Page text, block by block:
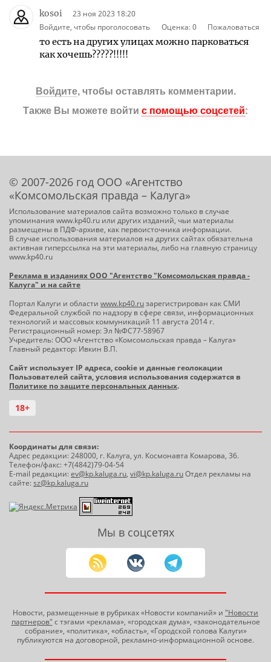
kosoi
23 ноя 2023 18:20
Войдите, чтобы проголосовать
Оценка:0 Пожаловаться
то есть на других улицах можно парковаться
как хочешь?????!!!!!
Войдите, чтобы оставлять комментарии.
Также Вы можете войти с помощью соцсетей:
© 2007-2026 год ООО «Агентство
«Комсомольская правда – Калуга»
Использование материалов сайта возможно только в случае
упоминания www.kp40.ru или других изданий, чьи материалы
размещены в ПДФ-архиве, как первоисточника информации.
В случае использования материалов на других сайтах обязательна
активная гиперссылка на эти материалы, либо на главную страницу
www.kp40.ru
Реклама в изданиях ООО "Агентство "Комсомольская правда -
Калуга" и на сайте
Портал Калуги и области www.kp40.ruзарегистрирован как СМИ
Федеральной службой по надзору в сфере связи, информационных
технологий и массовых коммуникаций 11 августа 2014 г.
Регистрационный номер: Эл №ФС77-58967
Учредитель: ООО «Агентство «Комсомольская правда – Калуга»
Главный редактор: Ивкин В.П.
Сайт использует IP адреса, cookie и данные геолокации
Пользователей сайта, условия использования содержатся в
Политике по защите персональных данных.
18+
Координаты для связи:
Адрес редакции: 248000, г. Калуга, ул. Космонавта Комарова, 36.
Телефон/факс: +7(4842)79-04-54
E-mail редакции:ev@kp.kaluga.ru, vi@kp.kaluga.ruОтдел рекламы на
сайте:sz@kp.kaluga.ru
Мы в соцсетях
Новости, размещенные в рубриках «Новости компаний» и "Новости
партнеров" с тэгами «реклама», «городская дума», «законодательное
собрание», «политика», «область», «Городской голова Калуги»
публикуются на договорной, рекламно-информационной основе.